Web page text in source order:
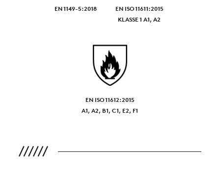
EN 1149-5:2018
EN ISO 11611:2015
KLASSE 1 A1, A2
EN ISO 11612:2015
A1, A2, B1, C1, E2, F1